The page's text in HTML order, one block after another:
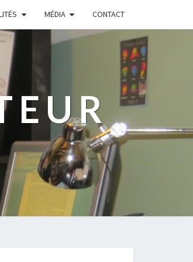
MÉDIA CONTACT